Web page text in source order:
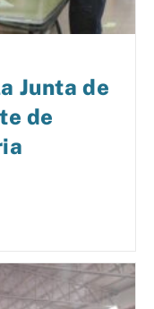
Junta de
de